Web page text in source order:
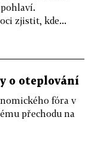
zjistit, kde...
o oteplování
fóra v
přechodu na